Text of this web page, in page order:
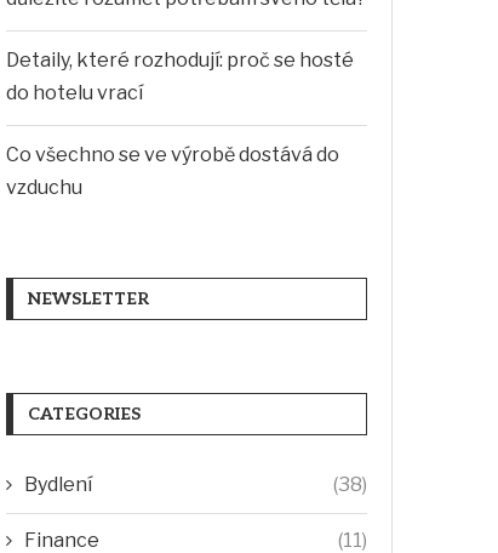
Detaily, které rozhodují: proč se hosté
do hotelu vrací
Co všechno se ve výrobě dostává do
vzduchu
NEWSLETTER
CATEGORIES
Bydlení (38)
Finance (11)